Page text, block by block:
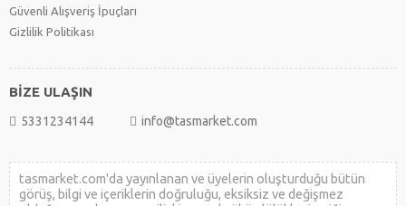
Güvenli Alışveriş İpuçları
Gizlilik Politikası
BİZE ULAŞIN
5331234144 info@tasmarket.com
tasmarket.com'da yayınlanan ve üyelerin oluşturduğu bütün
görüş, bilgi ve içeriklerin doğruluğu, eksiksiz ve değişmez